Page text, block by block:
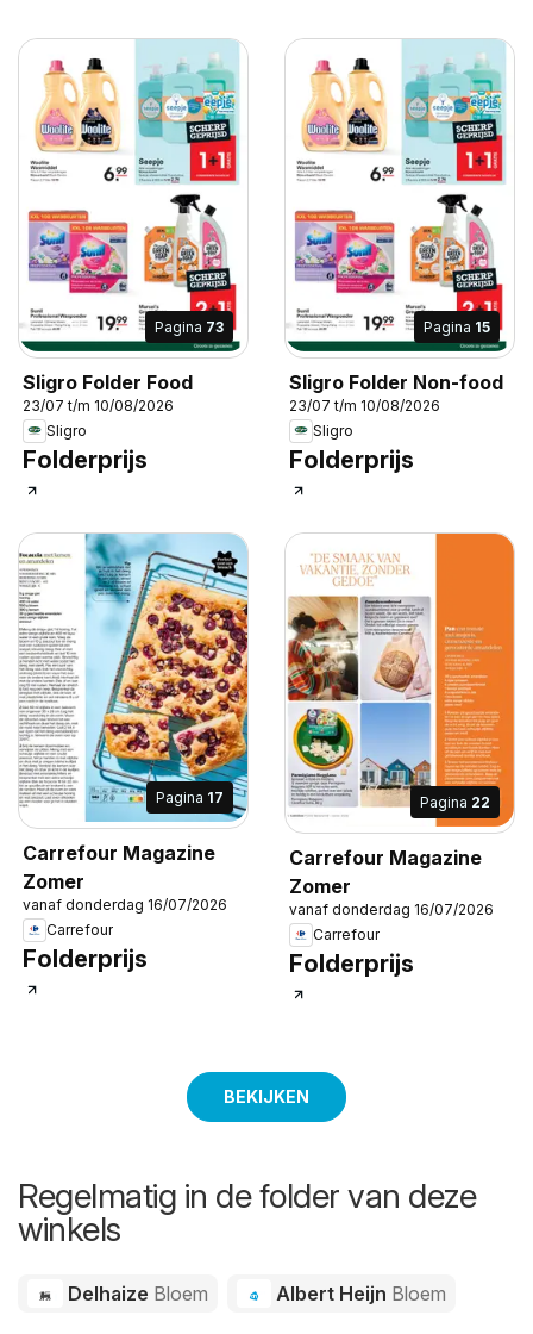
Pagina 73
Sligro Folder Food
23/07 t/m 10/08/2026
Sligro
Folderprijs
Pagina 15
Sligro Folder Non-food
23/07 t/m 10/08/2026
Sligro
Folderprijs
Pagina 17
Carrefour Magazine
Zomer
vanaf donderdag 16/07/2026
Carrefour
Folderprijs
Pagina 22
Carrefour Magazine
Zomer
vanaf donderdag 16/07/2026
Carrefour
Folderprijs
BEKIJKEN
Regelmatig in de folder van deze
winkels
Delhaize Bloem Albert Heijn Bloem